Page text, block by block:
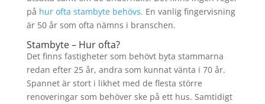
på hur ofta stambyte behövs. En vanlig fingervisning
är 50 år som ofta nämns i branschen.
Stambyte – Hur ofta?
Det finns fastigheter som behövt byta stammarna
redan efter 25 år, andra som kunnat vänta i 70 år.
Spannet är stort i likhet med de flesta större
renoveringar som behöver ske på ett hus. Samtidigt